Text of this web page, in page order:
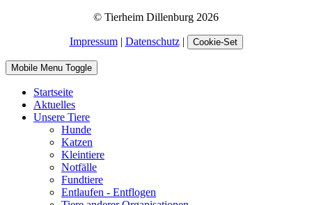
© Tierheim Dillenburg 2026
Impressum| Datenschutz| Cookie-Set
Mobile Menu Toggle
Startseite
Aktuelles
Unsere Tiere
Hunde
Katzen
Kleintiere
Notfälle
Fundtiere
Entlaufen - Entflogen